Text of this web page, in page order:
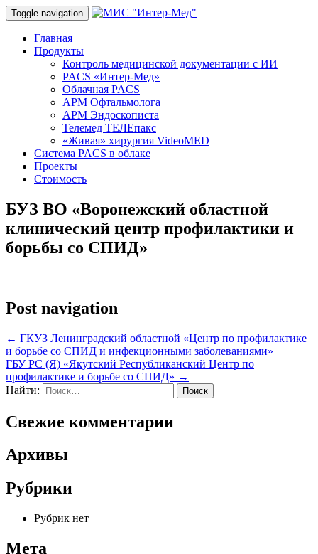
Toggle navigation
Главная
Продукты
Контроль медицинской документации с ИИ
PACS «Интер-Мед»
Облачная PACS
АРМ Офтальмолога
АРМ Эндоскописта
Телемед ТЕЛЕпакс
«Живая» хирургия VideoMED
Система PACS в облаке
Проекты
Стоимость
БУЗ ВО «Воронежский областной
клинический центр профилактики и
борьбы со СПИД»
Post navigation
← ГКУЗ Ленинградский областной «Центр по профилактике
и борьбе со СПИД и инфекционными заболеваниями»
ГБУ РС (Я) «Якутский Республиканский Центр по
профилактике и борьбе со СПИД» →
Найти:
Свежие комментарии
Архивы
Рубрики
Рубрик нет
Мета